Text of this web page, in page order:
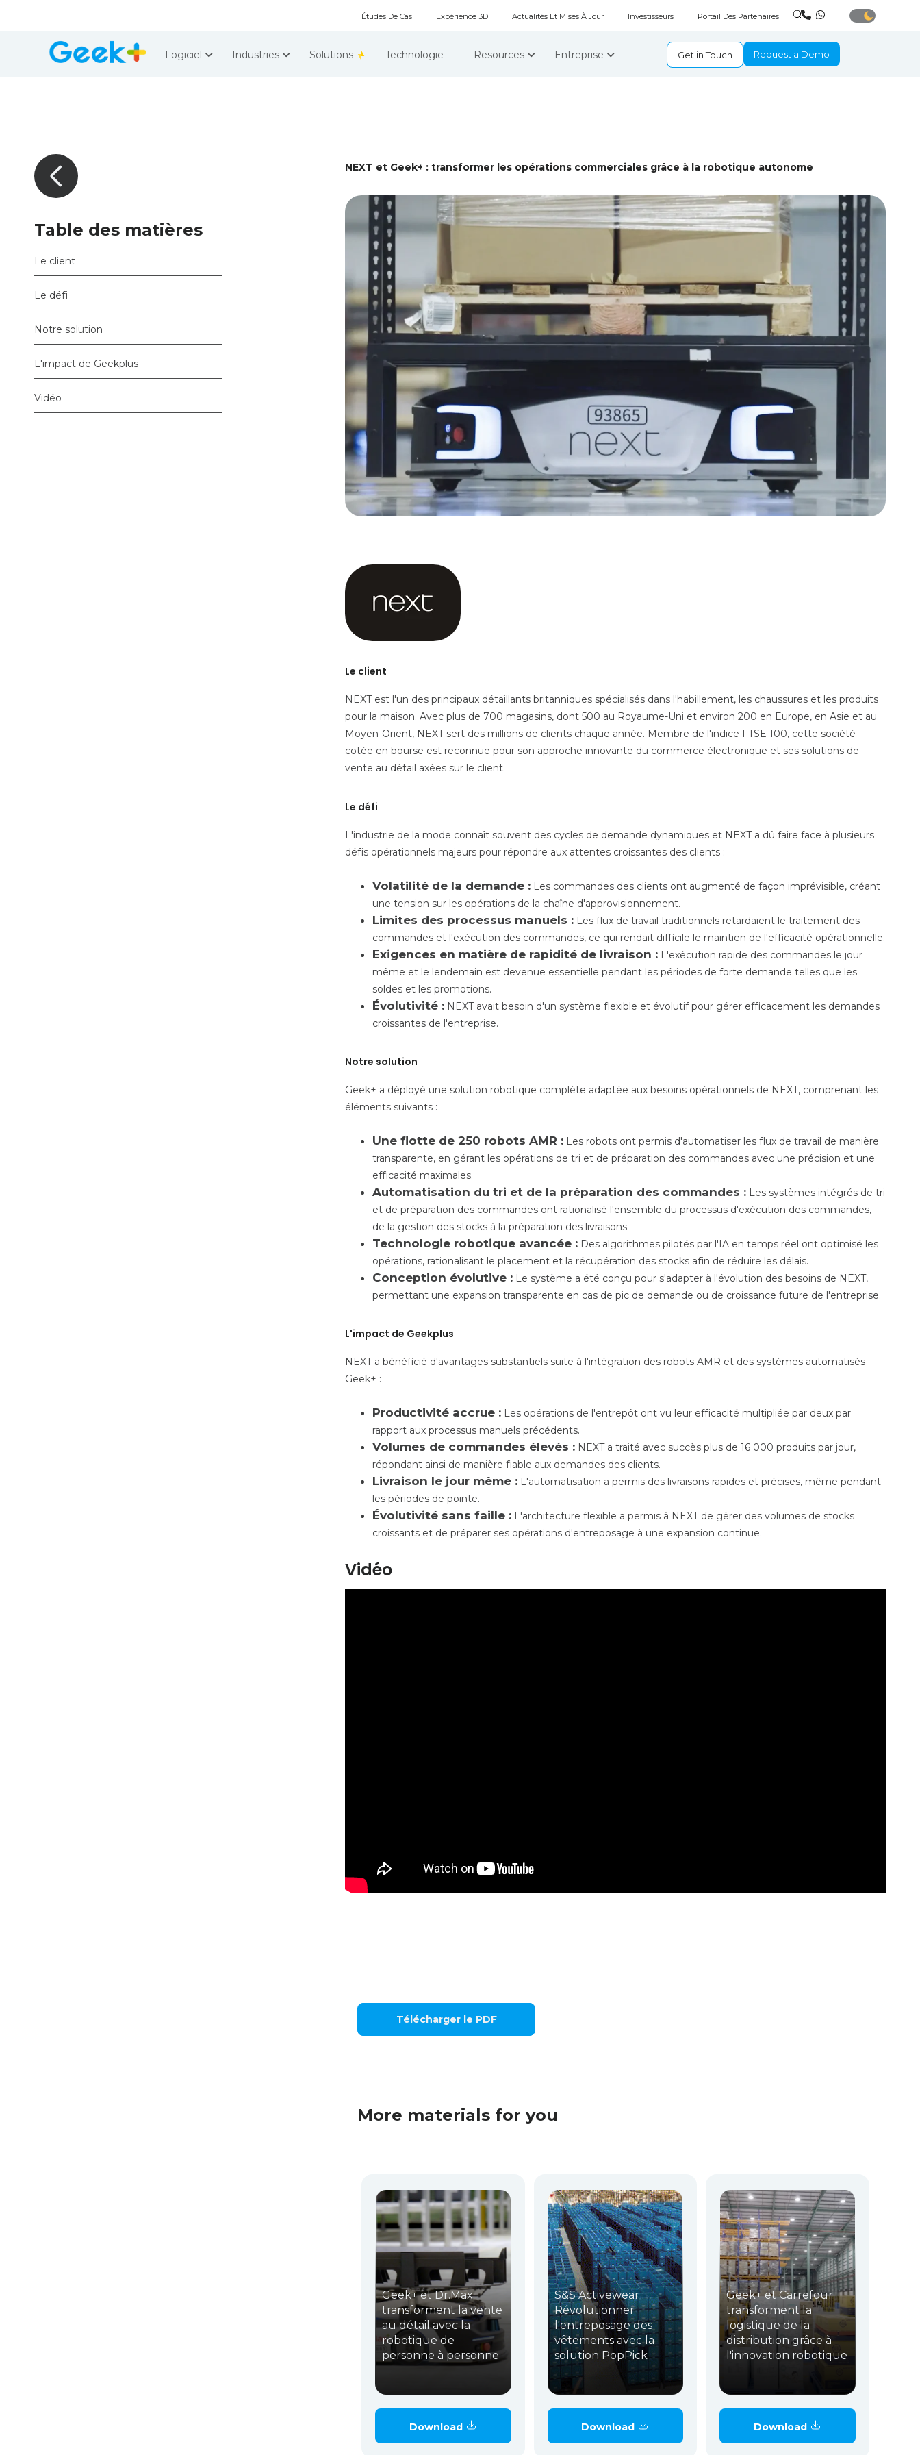
Études De Cas Expérience 3D Actualités Et Mises À Jour Investisseurs Portail Des Partenaires
Logiciel Industries Solutions Technologie Resources Entreprise Get in Touch Request a Demo
Table des matières
Le client
Le défi
Notre solution
L'impact de Geekplus
Vidéo
NEXT et Geek+ : transformer les opérations commerciales grâce à la robotique autonome
Le client
NEXT est l'un des principaux détaillants britanniques spécialisés dans l'habillement, les chaussures et les produits
pour la maison. Avec plus de 700 magasins, dont 500 au Royaume-Uni et environ 200 en Europe, en Asie et au
Moyen-Orient, NEXT sert des millions de clients chaque année. Membre de l'indice FTSE 100, cette société
cotée en bourse est reconnue pour son approche innovante du commerce électronique et ses solutions de
vente au détail axées sur le client.
Le défi
L'industrie de la mode connaît souvent des cycles de demande dynamiques et NEXT a dû faire face à plusieurs
défis opérationnels majeurs pour répondre aux attentes croissantes des clients :
Volatilité de la demande : Les commandes des clients ont augmenté de façon imprévisible, créant
une tension sur les opérations de la chaîne d'approvisionnement.
Limites des processus manuels : Les flux de travail traditionnels retardaient le traitement des
commandes et l'exécution des commandes, ce qui rendait difficile le maintien de l'efficacité opérationnelle.
Exigences en matière de rapidité de livraison : L'exécution rapide des commandes le jour
même et le lendemain est devenue essentielle pendant les périodes de forte demande telles que les
soldes et les promotions.
Évolutivité : NEXT avait besoin d'un système flexible et évolutif pour gérer efficacement les demandes
croissantes de l'entreprise.
Notre solution
Geek+ a déployé une solution robotique complète adaptée aux besoins opérationnels de NEXT, comprenant les
éléments suivants :
Une flotte de 250 robots AMR : Les robots ont permis d'automatiser les flux de travail de manière
transparente, en gérant les opérations de tri et de préparation des commandes avec une précision et une
efficacité maximales.
Automatisation du tri et de la préparation des commandes : Les systèmes intégrés de tri
et de préparation des commandes ont rationalisé l'ensemble du processus d'exécution des commandes,
de la gestion des stocks à la préparation des livraisons.
Technologie robotique avancée : Des algorithmes pilotés par l'IA en temps réel ont optimisé les
opérations, rationalisant le placement et la récupération des stocks afin de réduire les délais.
Conception évolutive : Le système a été conçu pour s'adapter à l'évolution des besoins de NEXT,
permettant une expansion transparente en cas de pic de demande ou de croissance future de l'entreprise.
L'impact de Geekplus
NEXT a bénéficié d'avantages substantiels suite à l'intégration des robots AMR et des systèmes automatisés
Geek+ :
Productivité accrue : Les opérations de l'entrepôt ont vu leur efficacité multipliée par deux par
rapport aux processus manuels précédents.
Volumes de commandes élevés : NEXT a traité avec succès plus de 16 000 produits par jour,
répondant ainsi de manière fiable aux demandes des clients.
Livraison le jour même : L'automatisation a permis des livraisons rapides et précises, même pendant
les périodes de pointe.
Évolutivité sans faille : L'architecture flexible a permis à NEXT de gérer des volumes de stocks
croissants et de préparer ses opérations d'entreposage à une expansion continue.
Vidéo
Télécharger le PDF
More materials for you
Geek+ et Dr.Max
transforment la vente
au détail avec la
robotique de
personne à personne
Download
S&S Activewear :
Révolutionner
l'entreposage des
vêtements avec la
solution PopPick
Download
Geek+ et Carrefour
transforment la
logistique de la
distribution grâce à
l'innovation robotique
Download